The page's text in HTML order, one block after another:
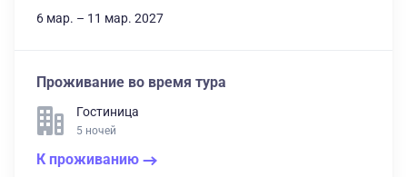
6 мар. – 11 мар. 2027
Проживание во время тура
Гостиница
5 ночей
К проживанию